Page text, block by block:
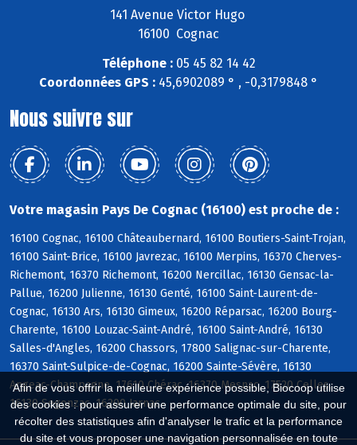
Afin de vous offrir la meilleure expérience possible, Biocoop utilise
des cookies : pour assurer une performance optimale du site, pour
récolter des statistiques afin d'analyser le trafic et la performance
du site et vous proposer une navigation personnalisée en toute
141 Avenue Victor Hugo
16100 Cognac
Téléphone :05 45 82 14 42
Coordonnées GPS : 45,6902089 ° , -0,3179848 °
Nous suivre sur
Votre magasin Pays De Cognac (16100) est proche de :
16100 Cognac, 16100 Châteaubernard, 16100 Boutiers-Saint-Trojan,
16100 Saint-Brice, 16100 Javrezac, 16100 Merpins, 16370 Cherves-
Richemont, 16370 Richemont, 16200 Nercillac, 16130 Gensac-la-
Pallue, 16200 Julienne, 16130 Genté, 16100 Saint-Laurent-de-
Cognac, 16130 Ars, 16130 Gimeux, 16200 Réparsac, 16200 Bourg-
Charente, 16100 Louzac-Saint-André, 16100 Saint-André, 16130
Salles-d'Angles, 16200 Chassors, 17800 Salignac-sur-Charente,
16370 Saint-Sulpice-de-Cognac, 16200 Sainte-Sévère, 16130
Angeac-Champagne, 17610 Chérac, 16370 Mesnac, 17520 Celles,
16130 Segonzac, 16200 Jarnac